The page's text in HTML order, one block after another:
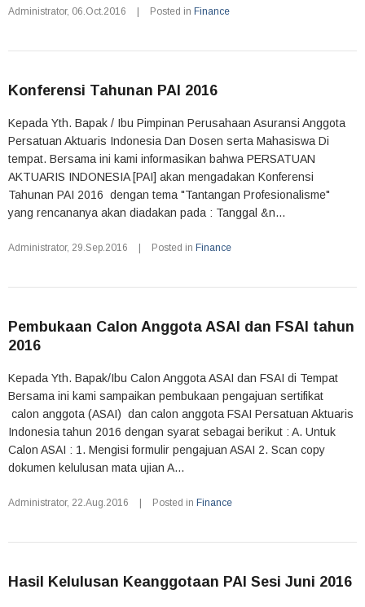
Administrator, 06.Oct.2016 Posted in Finance
Konferensi Tahunan PAI 2016
Kepada Yth. Bapak / Ibu Pimpinan Perusahaan Asuransi Anggota
Persatuan Aktuaris Indonesia Dan Dosen serta Mahasiswa Di
tempat. Bersama ini kami informasikan bahwa PERSATUAN
AKTUARIS INDONESIA [PAI] akan mengadakan Konferensi
Tahunan PAI 2016 dengan tema "Tantangan Profesionalisme"
yang rencananya akan diadakan pada : Tanggal &n...
Administrator, 29.Sep.2016 Posted in Finance
Pembukaan Calon Anggota ASAI dan FSAI tahun
2016
Kepada Yth. Bapak/Ibu Calon Anggota ASAI dan FSAI di Tempat
Bersama ini kami sampaikan pembukaan pengajuan sertifikat
calon anggota (ASAI) dan calon anggota FSAI Persatuan Aktuaris
Indonesia tahun 2016 dengan syarat sebagai berikut : A. Untuk
Calon ASAI : 1. Mengisi formulir pengajuan ASAI 2. Scan copy
dokumen kelulusan mata ujian A...
Administrator, 22.Aug.2016 Posted in Finance
Hasil Kelulusan Keanggotaan PAI Sesi Juni 2016